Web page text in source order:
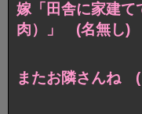
嫁「田舎に家建て
肉）」 (名無し)
またお隣さんね (